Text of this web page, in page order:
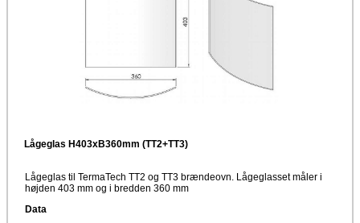
Lågeglas H403xB360mm (TT2+TT3)
Lågeglas til TermaTech TT2 og TT3 brændeovn. Lågeglasset måler i
højden 403 mm og i bredden 360 mm
Data